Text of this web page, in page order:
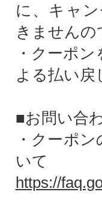
に、キャ
きません
・クーポ
よる払い戻
■お問い合
・クーポ
いて
https://